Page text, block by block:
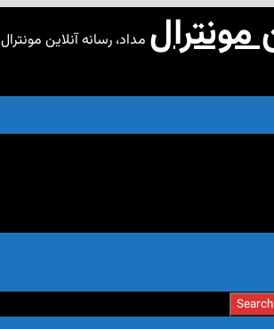
مداد، رسانه آنلاین مونترال
Search